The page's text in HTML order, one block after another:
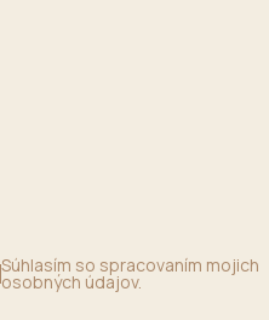
Súhlasím so spracovaním mojich
osobných údajov.